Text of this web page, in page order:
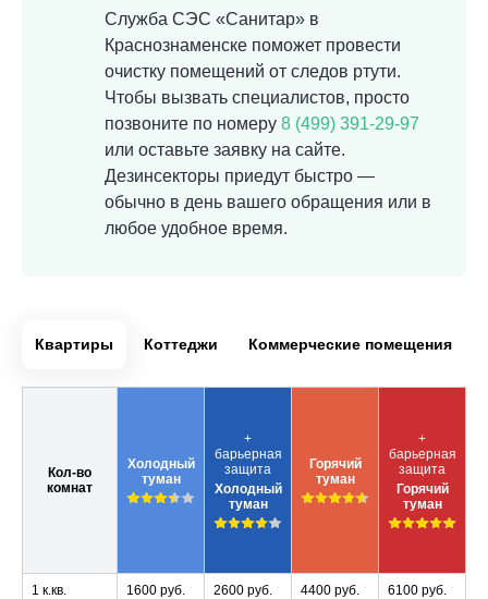
Служба СЭС «Санитар» в
Краснознаменске поможет провести
очистку помещений от следов ртути.
Чтобы вызвать специалистов, просто
позвоните по номеру 8 (499) 391-29-97
или оставьте заявку на сайте.
Дезинсекторы приедут быстро —
обычно в день вашего обращения или в
любое удобное время.
Квартиры Коттеджи Коммерческие помещения
Кол-во
комнат
Холодный
туман
+
барьерная
защита
Холодный
туман
Горячий
туман
+
барьерная
защита
Горячий
туман
1 к.кв. 1600 руб. 2600 руб. 4400 руб. 6100 руб.